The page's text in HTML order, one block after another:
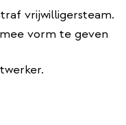
vrijwilligersteam.
vorm te geven